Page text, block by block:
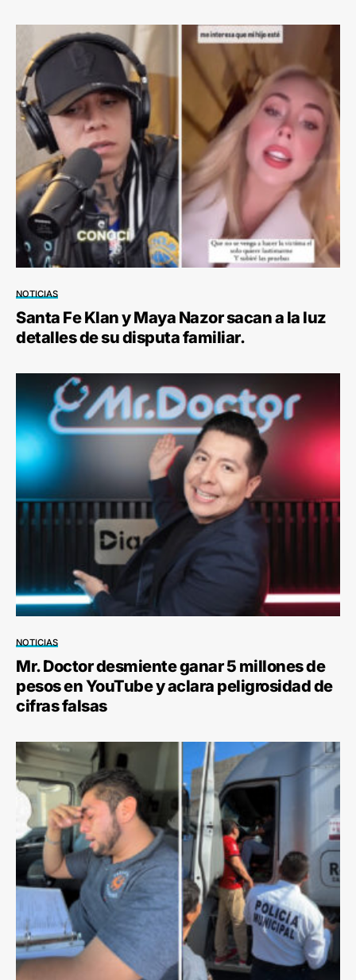
NOTICIAS
Santa Fe Klan y Maya Nazor sacan a la luz
detalles de su disputa familiar.
NOTICIAS
Mr. Doctor desmiente ganar 5 millones de
pesos en YouTube y aclara peligrosidad de
cifras falsas